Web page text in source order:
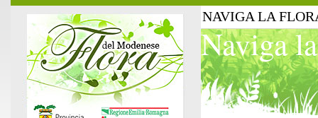
NAVIGA LA
Naviga